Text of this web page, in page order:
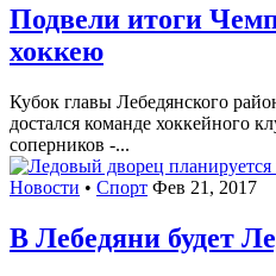
Подвели итоги
хоккею
Кубок главы Лебедянского
достался команде хоккейного
соперников -...
Новости • Спорт Фев 21, 2017
В Лебедяни будет